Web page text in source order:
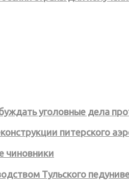
уголовные дела
питерского
чиновники
Тульского